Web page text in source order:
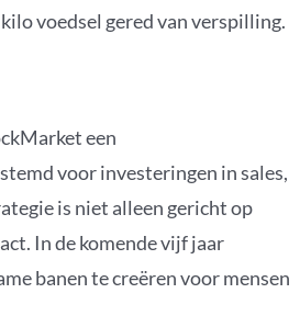
voedsel gered van verspilling.
een
voor investeringen in sales,
is niet alleen gericht op
In de komende vijf jaar
banen te creëren voor mensen